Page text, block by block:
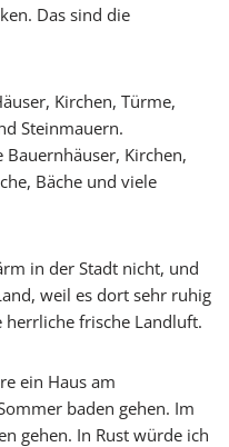
Das sind die
Kirchen, Türme,
Steinmauern.
Kirchen,
Bäche und viele
in der Stadt nicht, und
weil es dort sehr ruhig
herrliche frische Landluft.
ein Haus am
baden gehen. Im
gehen. In Rust würde ich